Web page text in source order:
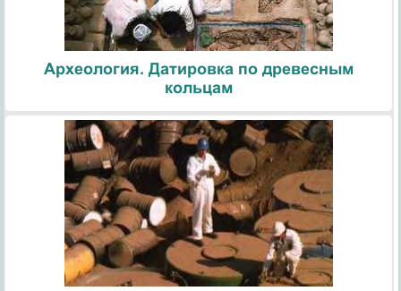
Археология. Датировка по древесным
кольцам